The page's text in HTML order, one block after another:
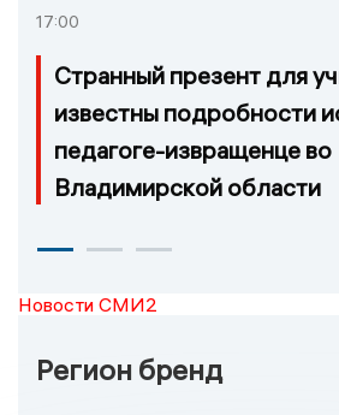
17:00
Странный презент для
известны подробности
педагоге-извращенце во
Владимирской области
Новости СМИ2
Регион бренд